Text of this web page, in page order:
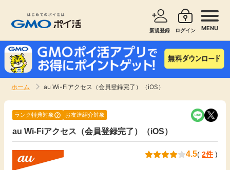
新規登録 ログイン MENU
ホーム au Wi-Fiアクセス（会員登録完了）（iOS）
新着
高還元
サービスで探す ショッピングで探す
無料サービス
エンタメ
ランク特典対象 お友達紹介対象
au Wi-Fiアクセス（会員登録完了）（iOS）
4.5( 2件)